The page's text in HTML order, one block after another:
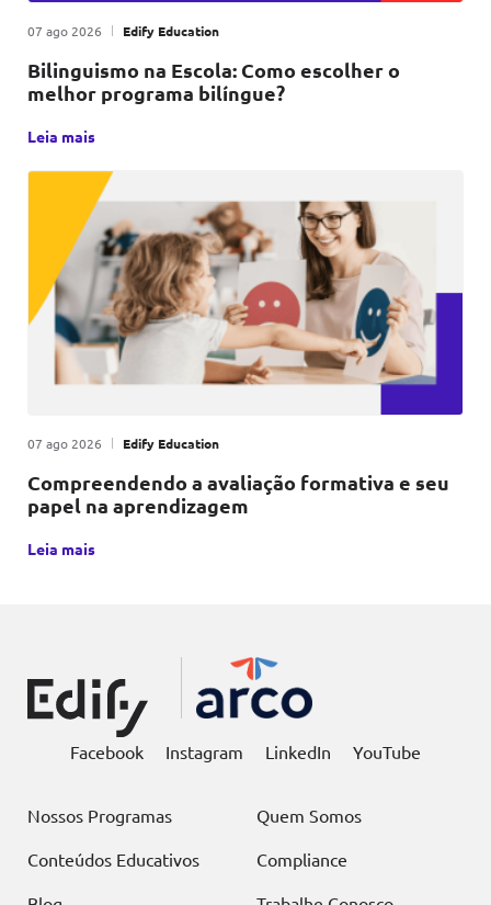
Bilinguismo na Escola: Como escolher o
melhor programa bilíngue?
Publicado em
07 ago 2026 | por
Edify Education
Leia mais
Compreendendo a avaliação formativa e seu
papel na aprendizagem
Publicado em
07 ago 2026 | por
Edify Education
Leia mais
Facebook Instagram LinkedIn YouTube
Nossos Programas
Conteúdos Educativos
Quem Somos
Compliance